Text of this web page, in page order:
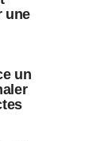
une
un